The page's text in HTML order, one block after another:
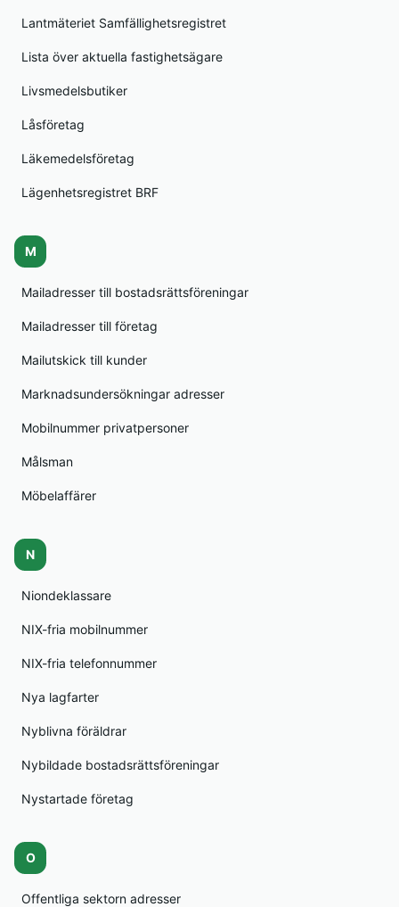
Lantmäteriet Samfällighetsregistret
Lista över aktuella fastighetsägare
Livsmedelsbutiker
Låsföretag
Läkemedelsföretag
Lägenhetsregistret BRF
M
Mailadresser till bostadsrättsföreningar
Mailadresser till företag
Mailutskick till kunder
Marknadsundersökningar adresser
Mobilnummer privatpersoner
Målsman
Möbelaffärer
N
Niondeklassare
NIX-fria mobilnummer
NIX-fria telefonnummer
Nya lagfarter
Nyblivna föräldrar
Nybildade bostadsrättsföreningar
Nystartade företag
O
Offentliga sektorn adresser